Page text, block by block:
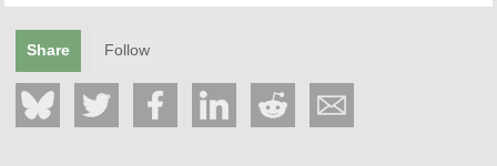
Share Follow